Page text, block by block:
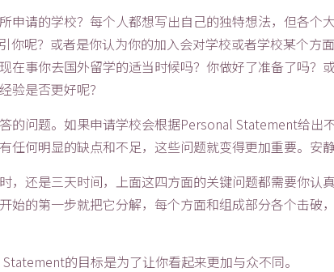
申请的学校？每个人都想写出自己的独特想法，但各个
你呢？或者是你认为你的加入会对学校或者学校某个方
在事你去国外留学的适当时候吗？你做好了准备了吗？
验是否更好呢？
的问题。如果申请学校会根据Personal Statement给出
任何明显的缺点和不足，这些问题就变得更加重要。安
，还是三天时间，上面这四方面的关键问题都需要你认
始的第一步就把它分解，每个方面和组成部分各个击
的目标是为了让你看起来更加与众不同。